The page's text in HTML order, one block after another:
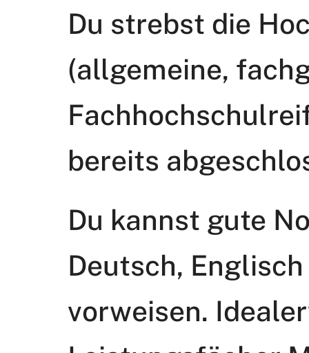
Du strebst die
(allgemeine,
bereits
Du kannst gute
Deutsch,
vorweisen.